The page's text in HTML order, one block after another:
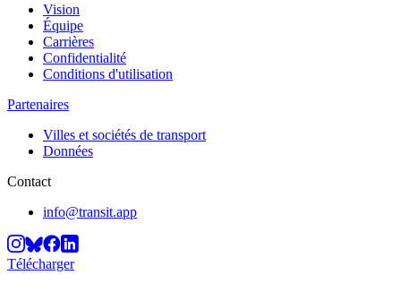
Vision
Équipe
Carrières
Confidentialité
Conditions d'utilisation
Partenaires
Villes et sociétés de transport
Données
Contact
info@transit.app
Télécharger